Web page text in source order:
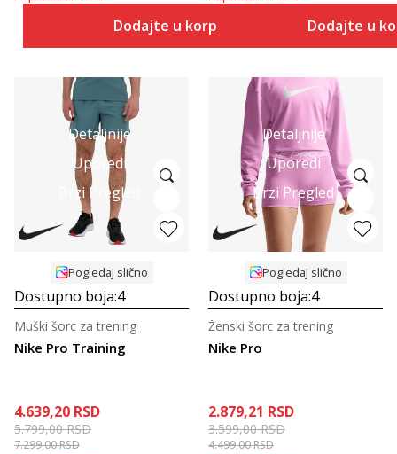
Dodajte u korpu Dodajte u
Detaljnije
Uporedi
Brzi Pregled
Pogledaj slično
Dostupno boja:4
Nike Pro Training
Muški šorc za trening
4.639,20 RSD
5.799,00RSD
7.299,00RSD
Detaljnije
Uporedi
Brzi Pregled
Pogledaj slično
Dostupno boja:4
Nike Pro
Ženski šorc za trening
2.879,21 RSD
3.599,00RSD
4.499,00RSD